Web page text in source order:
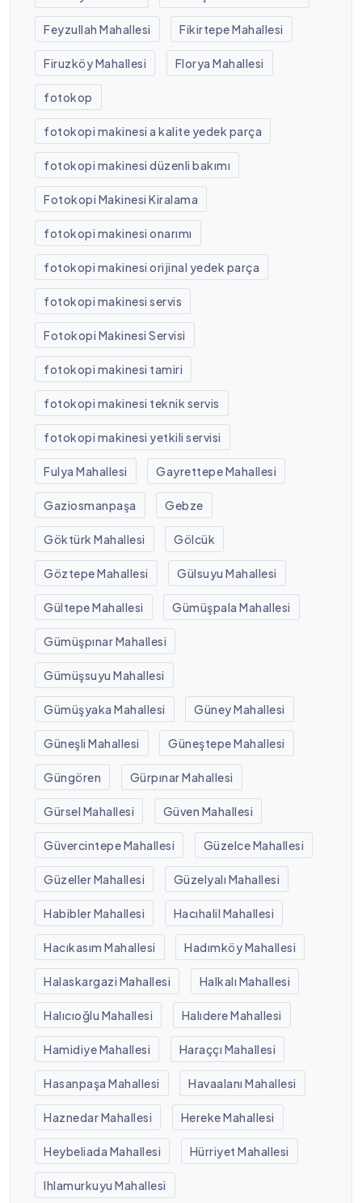
Feyzullah Mahallesi Fikirtepe Mahallesi
Firuzköy Mahallesi Florya Mahallesi
fotokop
fotokopi makinesi a kalite yedek parça
fotokopi makinesi düzenli bakımı
Fotokopi Makinesi Kiralama
fotokopi makinesi onarımı
fotokopi makinesi orijinal yedek parça
fotokopi makinesi servis
Fotokopi Makinesi Servisi
fotokopi makinesi tamiri
fotokopi makinesi teknik servis
fotokopi makinesi yetkili servisi
Fulya Mahallesi Gayrettepe Mahallesi
Gaziosmanpaşa Gebze
Göktürk Mahallesi Gölcük
Göztepe Mahallesi Gülsuyu Mahallesi
Gültepe Mahallesi Gümüşpala Mahallesi
Gümüşpınar Mahallesi
Gümüşsuyu Mahallesi
Gümüşyaka Mahallesi Güney Mahallesi
Güneşli Mahallesi Güneştepe Mahallesi
Güngören Gürpınar Mahallesi
Gürsel Mahallesi Güven Mahallesi
Güvercintepe Mahallesi Güzelce Mahallesi
Güzeller Mahallesi Güzelyalı Mahallesi
Habibler Mahallesi Hacıhalil Mahallesi
Hacıkasım Mahallesi Hadımköy Mahallesi
Halaskargazi Mahallesi Halkalı Mahallesi
Halıcıoğlu Mahallesi Halıdere Mahallesi
Hamidiye Mahallesi Haraççı Mahallesi
Hasanpaşa Mahallesi Havaalanı Mahallesi
Haznedar Mahallesi Hereke Mahallesi
Heybeliada Mahallesi Hürriyet Mahallesi
Ihlamurkuyu Mahallesi